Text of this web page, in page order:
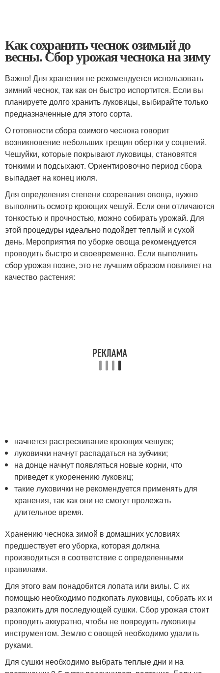
Как сохранить чеснок озимый до
весны. Сбор урожая чеснока на зиму
Важно! Для хранения не рекомендуется использовать
зимний чеснок, так как он быстро испортится. Если вы
планируете долго хранить луковицы, выбирайте только
предназначенные для этого сорта.
О готовности сбора озимого чеснока говорит
возникновение небольших трещин обертки у соцветий.
Чешуйки, которые покрывают луковицы, становятся
тонкими и подсыхают. Ориентировочно период сбора
выпадает на конец июля.
Для определения степени созревания овоща, нужно
выполнить осмотр кроющих чешуй. Если они отличаются
тонкостью и прочностью, можно собирать урожай. Для
этой процедуры идеально подойдет теплый и сухой
день. Мероприятия по уборке овоща рекомендуется
проводить быстро и своевременно. Если выполнить
сбор урожая позже, это не лучшим образом повлияет на
качество растения:
начнется растрескивание кроющих чешуек;
луковички начнут распадаться на зубчики;
на донце начнут появляться новые корни, что
приведет к укоренению луковиц;
такие луковички не рекомендуется применять для
хранения, так как они не смогут пролежать
длительное время.
Хранению чеснока зимой в домашних условиях
предшествует его уборка, которая должна
производиться в соответствие с определенными
правилами.
Для этого вам понадобится лопата или вилы. С их
помощью необходимо подкопать луковицы, собрать их и
разложить для последующей сушки. Сбор урожая стоит
проводить аккуратно, чтобы не повредить луковицы
инструментом. Землю с овощей необходимо удалить
руками.
Для сушки необходимо выбрать теплые дни и на